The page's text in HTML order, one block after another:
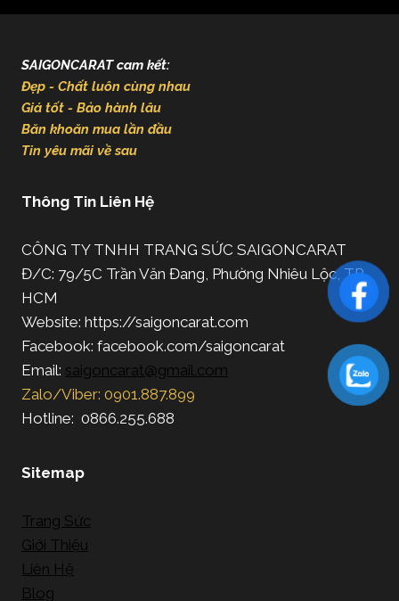
SAIGONCARAT cam kết:
Đẹp - Chất luôn cùng nhau
Giá tốt - Bảo hành lâu
Băn khoăn mua lần đầu
Tin yêu mãi về sau
Thông Tin Liên Hệ
CÔNG TY TNHH TRANG SỨC SAIGONCARAT
Đ/C: 79/5C Trần Văn Đang, Phường Nhiêu Lộc, TP.
HCM
Website: https://saigoncarat.com
Facebook: facebook.com/saigoncarat
Email: saigoncarat@gmail.com
Zalo/Viber: 0901.887.899
Hotline: 0866.255.688
Sitemap
Trang Sức
Giới Thiệu
Liên Hệ
Blog